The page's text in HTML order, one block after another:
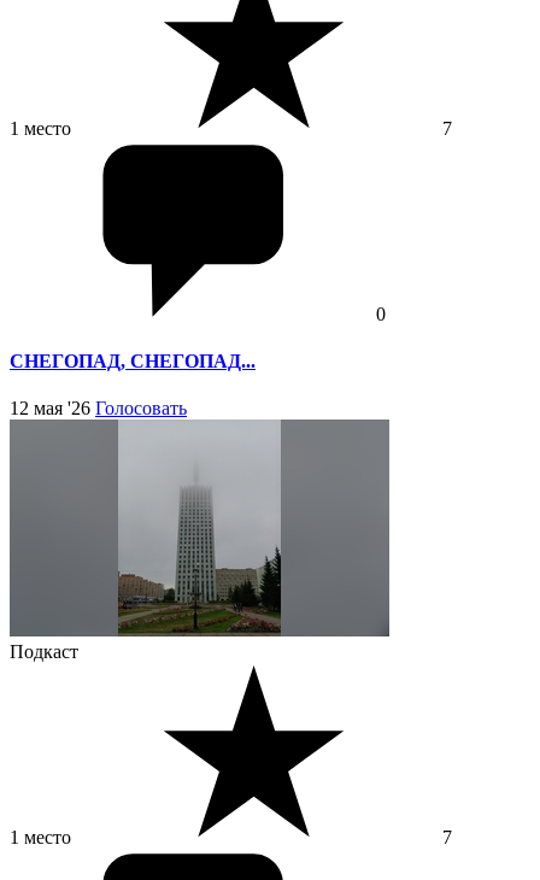
1 место 7
0
СНЕГОПАД, СНЕГОПАД...
12 мая '26 Голосовать
Подкаст
1 место 7